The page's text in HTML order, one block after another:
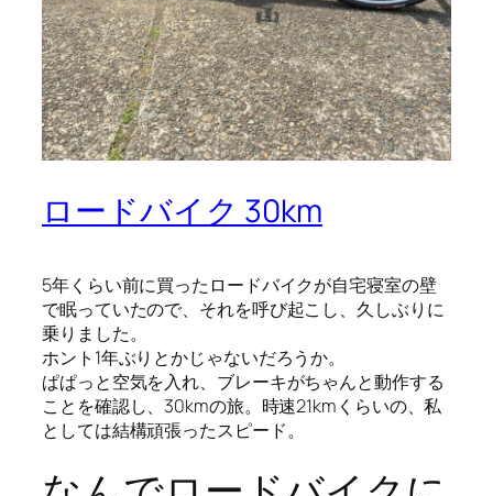
ロードバイク 30km
5年くらい前に買ったロードバイクが自宅寝室の壁
で眠っていたので、それを呼び起こし、久しぶりに
乗りました。
ホント1年ぶりとかじゃないだろうか。
ぱぱっと空気を入れ、ブレーキがちゃんと動作する
ことを確認し、30kmの旅。時速21kmくらいの、私
としては結構頑張ったスピード。